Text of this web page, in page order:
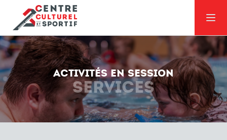
ACTIVITÉS EN SESSION
SERVICES